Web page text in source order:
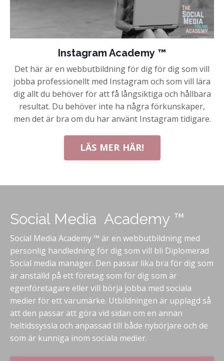
Instagram Academy ™
Det här är en webbutbildning för digför dig som vill
jobba professionellt med Instagram och som vill lära
dig allt du behöver för att få långsiktiga och hållbara
resultat. Du behöver inte ha några förkunskaper,
men det är bra om du har använt Instagram tidigare.
LÄS MER HÄR!
Social Media Academy ™
Social Media Academy ™ är en webbutbildning med
personlig handledning för dig som vill bli Diplomerad
Social media manager. Den passar lika bra för dig som
är anställd på ett företag som för dig som är
egenföretagare eller vill börja jobba med sociala
medier för ett varumärke. Utbildningen är upplagd så
att den passar att göra vid sidan om en annan
heltidssyssla och anpassad till både nybörjare och de
som är kunniga inom sociala medier.